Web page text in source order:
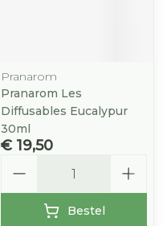
Pranarom
Pranarom Les
Diffusables Eucalypur
30ml
€ 19,50
Bestel